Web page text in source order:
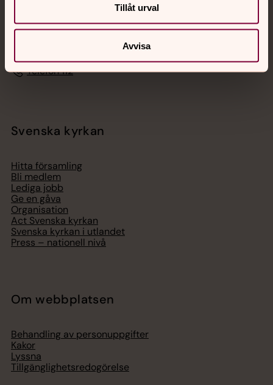
Tillåt urval
Avvisa
med en präst på kvällar och nätter.
Telefon 112
Svenska kyrkan
Hitta församling
Bli medlem
Lediga jobb
Ge en gåva
Organisation
Act Svenska kyrkan
Svenska kyrkan i utlandet
Press – nationell nivå
Om webbplatsen
Behandling av personuppgifter
Kakor
Lyssna
Tillgänglighetsredogörelse